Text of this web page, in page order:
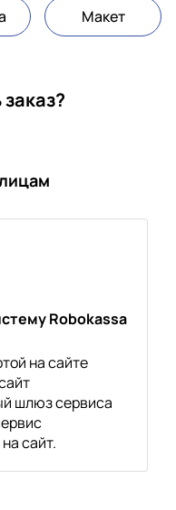
Макет
Robokassa
на сайте
шлюз сервиса
сайт.